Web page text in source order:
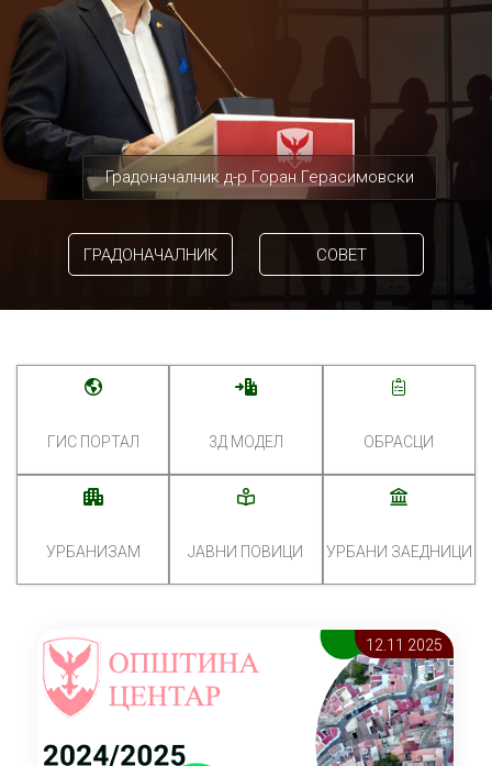
Градоначалник д-р Горан Герасимовски
ГРАДОНАЧАЛНИК СОВЕТ
ГИС ПОРТАЛ 3Д МОДЕЛ ОБРАСЦИ
УРБАНИЗАМ ЈАВНИ ПОВИЦИ УРБАНИ ЗАЕДНИЦИ
12.11 2025